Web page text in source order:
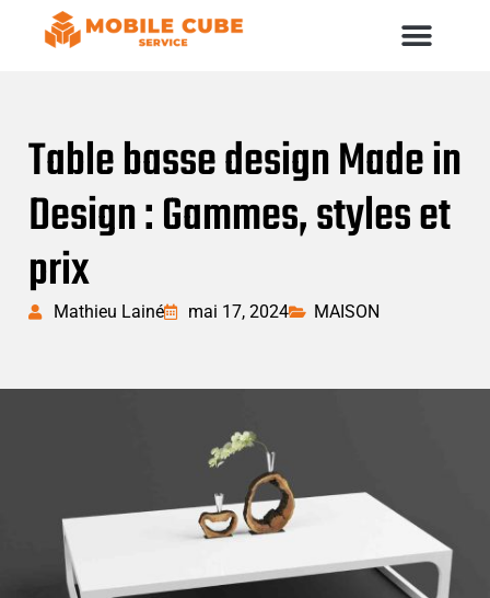
Table basse design Made in
Design : Gammes, styles et
prix
Mathieu Lainé mai 17, 2024 MAISON